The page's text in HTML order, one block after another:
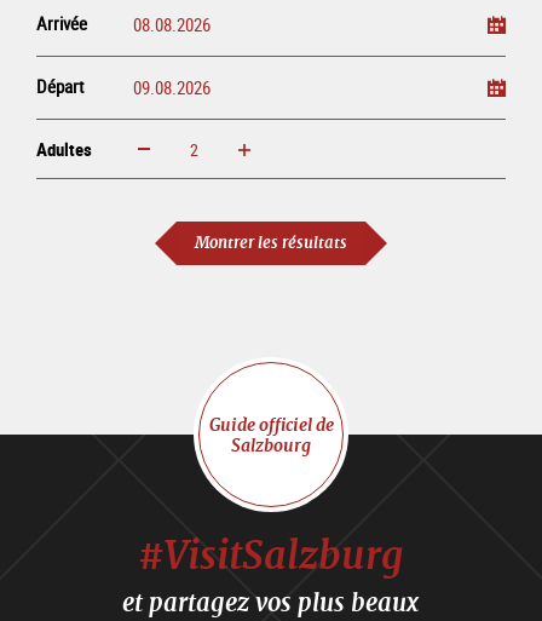
Arrivée
Départ
Adultes Augmenter Réduire
Montrer les résultats
Guide officiel de
Salzbourg
#VisitSalzburg
et partagez vos plus beaux